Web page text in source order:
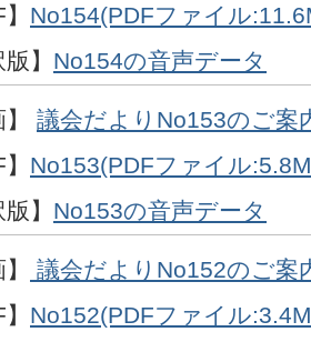
No154(PDFファイル
】 No154の音声データ
】 議会だよりNo153のご案
No153(PDFファイル
】 No153の音声データ
議会だよりNo152のご案
No152(PDFファイル